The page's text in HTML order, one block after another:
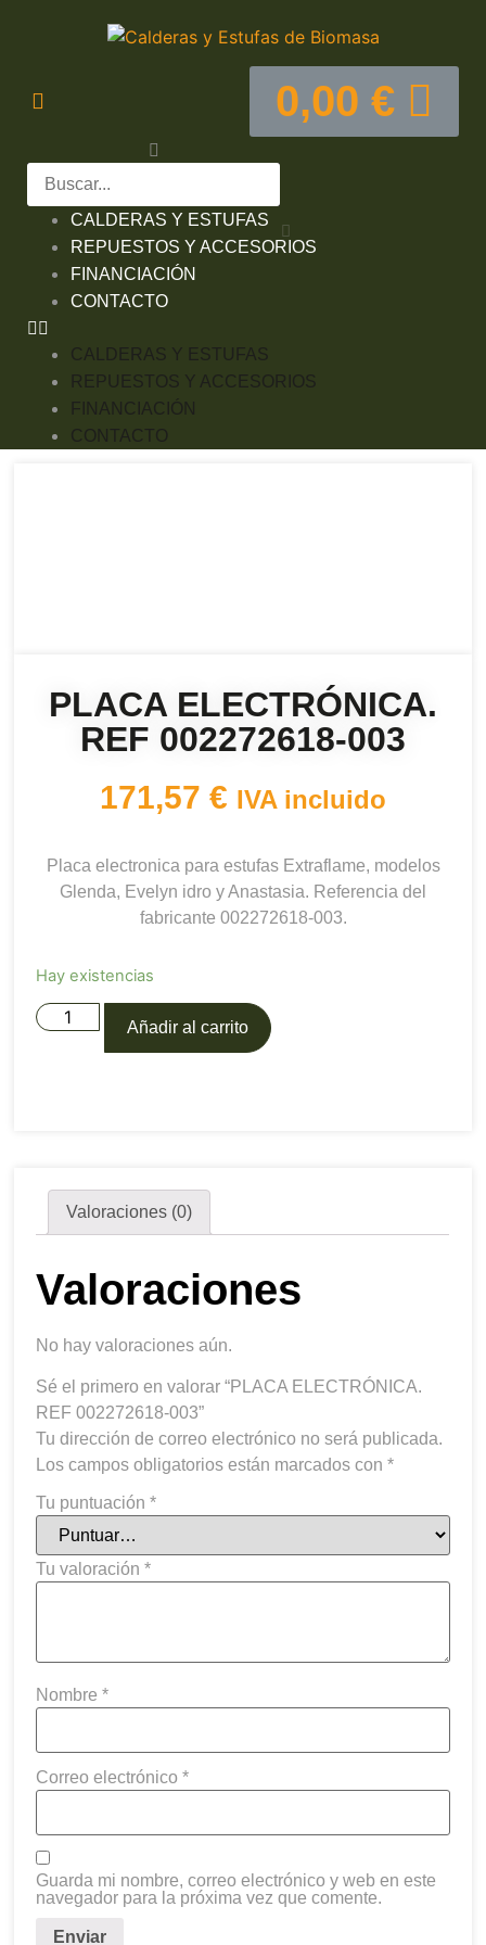
CALDERAS Y ESTUFAS
REPUESTOS Y ACCESORIOS
FINANCIACIÓN
CONTACTO
CALDERAS Y ESTUFAS
REPUESTOS Y ACCESORIOS
FINANCIACIÓN
CONTACTO
0,00 €
PLACA ELECTRÓNICA.
REF 002272618-003
171,57 € IVA incluido
Placa electronica para estufas Extraflame, modelos
Glenda, Evelyn idro y Anastasia. Referencia del
fabricante 002272618-003.
Hay existencias
Añadir al carrito
Valoraciones (0)
Valoraciones
No hay valoraciones aún.
Sé el primero en valorar “PLACA ELECTRÓNICA.
REF 002272618-003”
Tu dirección de correo electrónico no será publicada.
Los campos obligatorios están marcados con*
Tu puntuación*
Tu valoración*
Nombre*
Correo electrónico*
Guarda mi nombre, correo electrónico y web en este
navegador para la próxima vez que comente.